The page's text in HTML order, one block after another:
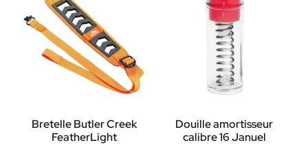
Bretelle Butler Creek
FeatherLight
Douille amortisseur
calibre 16 Januel